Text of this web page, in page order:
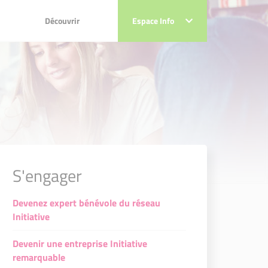
Découvrir Espace Info
Découvrir Espace Info
S'engager
Devenez expert bénévole du réseau
Initiative
Devenir une entreprise Initiative
remarquable